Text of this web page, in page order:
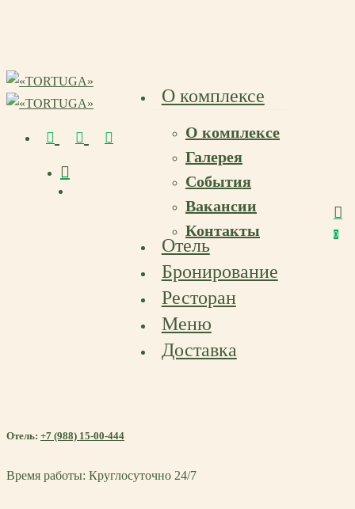
content
vk telegram
email
0
О комплексе
О комплексе
Галерея
События
Вакансии
Контакты
Отель
Бронирование
Ресторан
Меню
Доставка
Отель: +7 (988) 15-00-444
Время работы: Круглосуточно 24/7